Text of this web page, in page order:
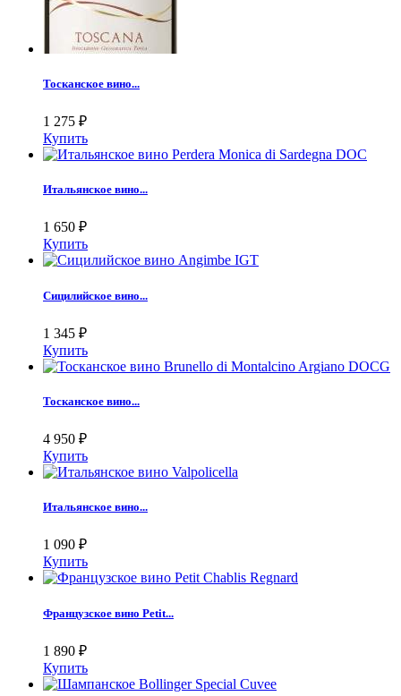
Тосканское вино...
1 275 ₽
Купить
Итальянское вино...
1 650 ₽
Купить
Сицилийское вино...
1 345 ₽
Купить
Тосканское вино...
4 950 ₽
Купить
Итальянское вино...
1 090 ₽
Купить
Французское вино Petit...
1 890 ₽
Купить